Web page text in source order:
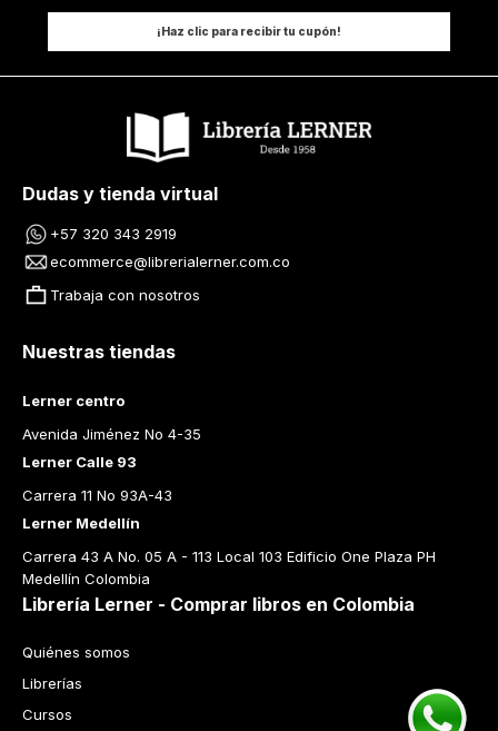
¡Haz clic para recibir tu cupón!
Dudas y tienda virtual
+57 320 343 2919
ecommerce@librerialerner.com.co
Trabaja con nosotros
Nuestras tiendas
Lerner centro
Avenida Jiménez No 4-35
Lerner Calle 93
Carrera 11 No 93A-43
Lerner Medellín
Carrera 43 A No. 05 A - 113 Local 103 Edificio One Plaza PH
Medellín Colombia
Librería Lerner - Comprar libros en Colombia
Quiénes somos
Librerías
Cursos